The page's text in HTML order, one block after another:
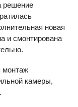
решение
новая
и смонтирована
монтаж
камеры,